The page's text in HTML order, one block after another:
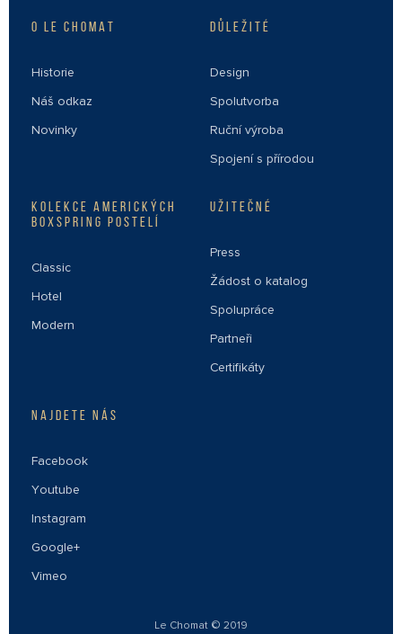
O LE CHOMAT
Historie
Náš odkaz
Novinky
DŮLEŽITÉ
Design
Spolutvorba
Ruční výroba
Spojení s přírodou
KOLEKCE AMERICKÝCH
BOXSPRING POSTELÍ
Classic
Hotel
Modern
UŽITEČNÉ
Press
Žádost o katalog
Spolupráce
Partneři
Certifikáty
NAJDETE NÁS
Facebook
Youtube
Instagram
Google+
Vimeo
Le Chomat © 2019